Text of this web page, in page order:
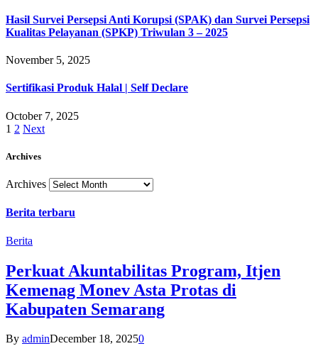
Hasil Survei Persepsi Anti Korupsi (SPAK) dan Survei Persepsi
Kualitas Pelayanan (SPKP) Triwulan 3 – 2025
November 5, 2025
Sertifikasi Produk Halal | Self Declare
October 7, 2025
1 2 Next
Archives
Archives
Berita terbaru
Berita
Perkuat Akuntabilitas Program, Itjen
Kemenag Monev Asta Protas di
Kabupaten Semarang
By adminDecember 18, 20250